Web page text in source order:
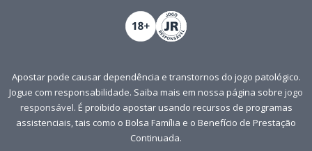
Apostar pode causar dependência e transtornos do jogo patológico.
Jogue com responsabilidade. Saiba mais em nossa página sobre jogo
responsável. É proibido apostar usando recursos de programas
assistenciais, tais como o Bolsa Família e o Benefício de Prestação
Continuada.